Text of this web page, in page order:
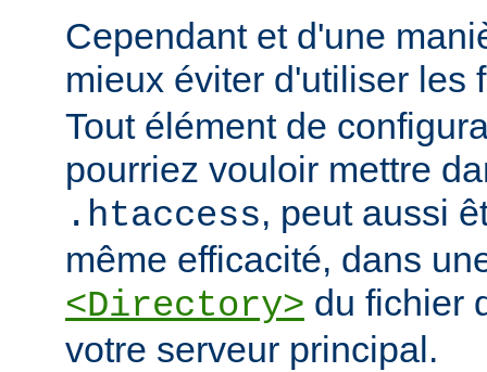
Cependant et d'une
mieux éviter d'utiliser les
Tout élément de
pourriez vouloir mettre
.htaccess, peut aussi
même efficacité, dans
<Directory> du fichier
votre serveur principal.